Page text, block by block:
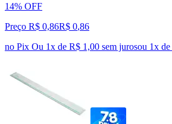
14% OFF
Preço R$ 0,86R$ 0,86
no Pix Ou 1x de R$ 1,00 sem jurosou 1x de